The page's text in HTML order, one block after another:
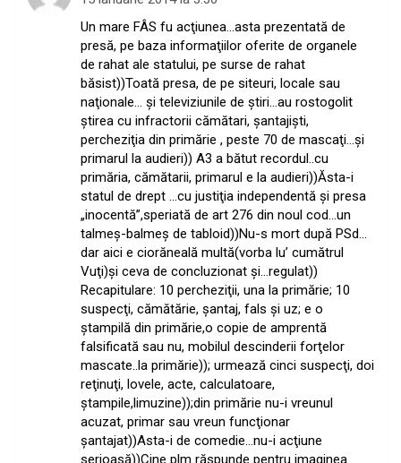
Un mare FÂS fu acţiunea…asta prezentată de
presă, pe baza informaţiilor oferite de organele
de rahat ale statului, pe surse de rahat
băsist))Toată presa, de pe siteuri, locale sau
naţionale… şi televiziunile de ştiri…au rostogolit
ştirea cu infractorii cămătari, şantajişti,
percheziţia din primărie , peste 70 de mascaţi…şi
primarul la audieri)) A3 a bătut recordul..cu
primăria, cămătarii, primarul e la audieri))Ăsta-i
statul de drept …cu justiţia independentă şi presa
„inocentă”,speriată de art 276 din noul cod…un
talmeş-balmeş de tabloid))Nu-s mort după PSd…
dar aici e ciorăneală multă(vorba lu’ cumătrul
Vuţi)şi ceva de concluzionat şi…regulat))
Recapitulare: 10 percheziţii, una la primărie; 10
suspecţi, cămătărie, şantaj, fals şi uz; e o
ştampilă din primărie,o copie de amprentă
falsificată sau nu, mobilul descinderii forţelor
mascate..la primărie)); urmează cinci suspecţi, doi
reţinuţi, lovele, acte, calculatoare,
ştampile,limuzine));din primărie nu-i vreunul
acuzat, primar sau vreun funcţionar
şantajat))Asta-i de comedie…nu-i acţiune
serioasă))Cine plm răspunde pentru imaginea